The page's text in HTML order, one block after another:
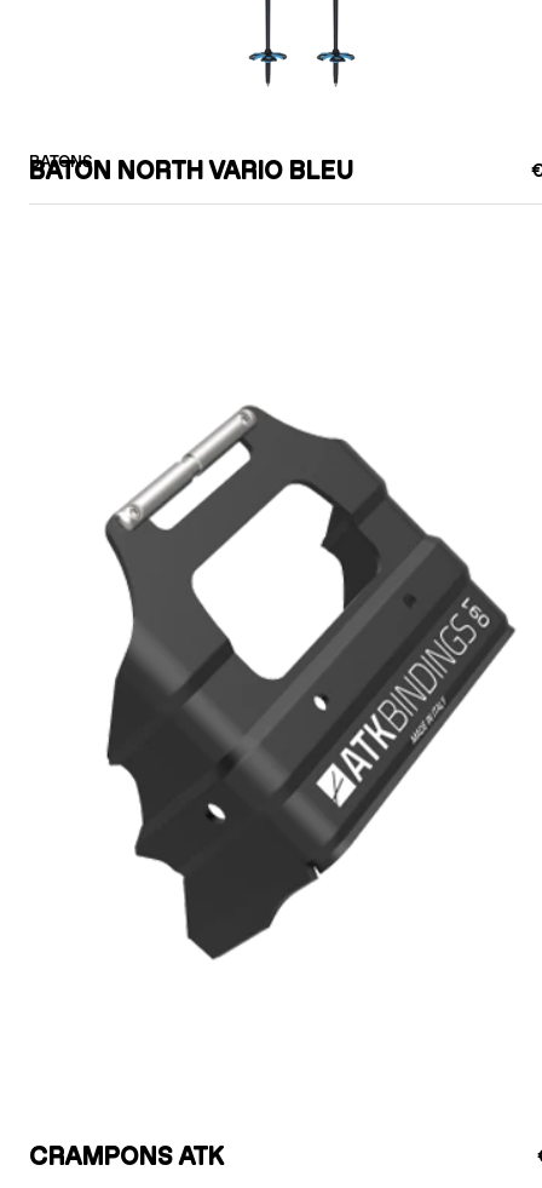
BATONS
BATON NORTH VARIO BLEU
CRAMPONS ATK